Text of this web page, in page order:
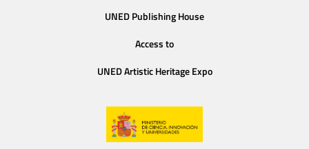
UNED Publishing House
Access to
UNED Artistic Heritage Expo